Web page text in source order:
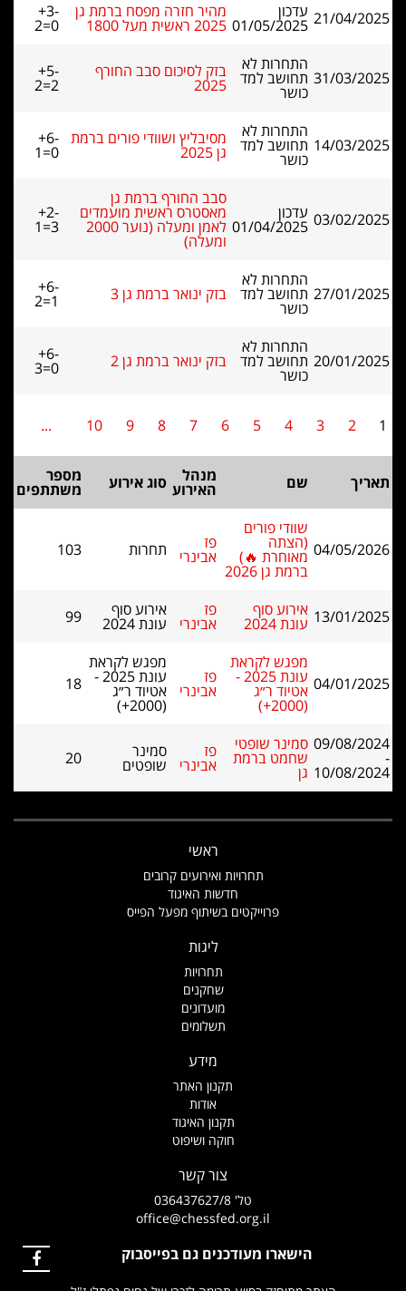
21/04/2025 עדכון
01/05/2025
מהיר חזרה מפסח ברמת גן
2025 ראשית מעל 1800
+3-
2=0
31/03/2025
התחרות לא
תחושב למד
כושר
בזק לסיכום סבב החורף
2025
+5-
2=2
14/03/2025
התחרות לא
תחושב למד
כושר
מסיבליץ ושוודי פורים ברמת
גן 2025
+6-
1=0
03/02/2025 עדכון
01/04/2025
סבב החורף ברמת גן
מאסטרס ראשית מועמדים
לאמן ומעלה (נוער 2000
ומעלה)
+2-
1=3
27/01/2025
התחרות לא
תחושב למד
כושר
בזק ינואר ברמת גן 3 +6-
2=1
20/01/2025
התחרות לא
תחושב למד
כושר
בזק ינואר ברמת גן 2 +6-
3=0
1
2
3
4
5
6
7
8
9
10
...
תאריך שם מנהל
האירוע סוג אירוע מספר
משתתפים
04/05/2026
שוודי פורים
(הצתה
מאוחרת 🔥)
ברמת גן 2026
פז
אבינרי תחרות 103
13/01/2025 אירוע סוף
עונת 2024
פז
אבינרי
אירוע סוף
עונת 2024 99
04/01/2025
מפגש לקראת
עונת 2025 -
אטיוד ר״ג
(2000+)
פז
אבינרי
מפגש לקראת
עונת 2025 -
אטיוד ר״ג
(2000+)
18
09/08/2024
-
10/08/2024
סמינר שופטי
שחמט ברמת
גן
פז
אבינרי
סמינר
שופטים 20
ראשי
תחרויות ואירועים קרובים
חדשות האיגוד
פרוייקטים בשיתוף מפעל הפייס
ליגות
תחרויות
שחקנים
מועדונים
תשלומים
מידע
תקנון האתר
אודות
תקנון האיגוד
חוקה ושיפוט
צור קשר
טל' 036437627/8
office@chessfed.org.il
הישארו מעודכנים גם בפייסבוק